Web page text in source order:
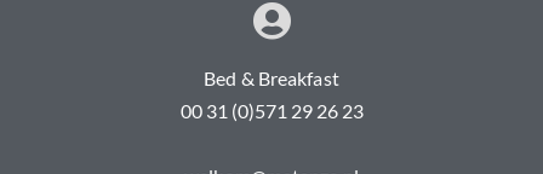
Bed & Breakfast
00 31 (0)571 29 26 23